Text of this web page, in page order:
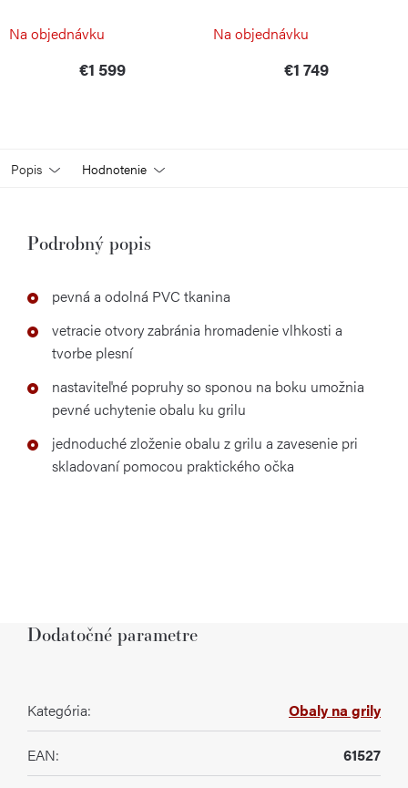
Na objednávku
€1 599
Na objednávku
€1 749
Popis Hodnotenie
Podrobný popis
pevná a odolná PVC tkanina
vetracie otvory zabránia hromadenie vlhkosti a
tvorbe plesní
nastaviteľné popruhy so sponou na boku umožnia
pevné uchytenie obalu ku grilu
jednoduché zloženie obalu z grilu a zavesenie pri
skladovaní pomocou praktického očka
Dodatočné parametre
Kategória: Obaly na grily
EAN: 61527